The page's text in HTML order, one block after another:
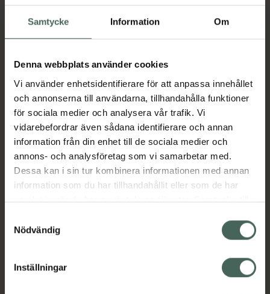
Samtycke Information Om
Denna webbplats använder cookies
Vi använder enhetsidentifierare för att anpassa innehållet
och annonserna till användarna, tillhandahålla funktioner
för sociala medier och analysera vår trafik. Vi
vidarebefordrar även sådana identifierare och annan
information från din enhet till de sociala medier och
annons- och analysföretag som vi samarbetar med.
Dessa kan i sin tur kombinera informationen med annan
information som du har tillhandahållit eller som de har
samlat in när du har använt deras tjänster. Samtycke till
återkalla ditt samtycke via webbplatsens
cookieinställningar. Ett återkallat samtycke påverkar inte
lagligheten av behandling som skett innan återkallelsen.
Nödvändig
Inställningar
Köp via ditt recept
Aktuella erbjudanden
Beskrivning Dölj
Läs alltid bipacksedeln innan
användning.
EAN:07046264038666
Bipacksedel från FASS Visa